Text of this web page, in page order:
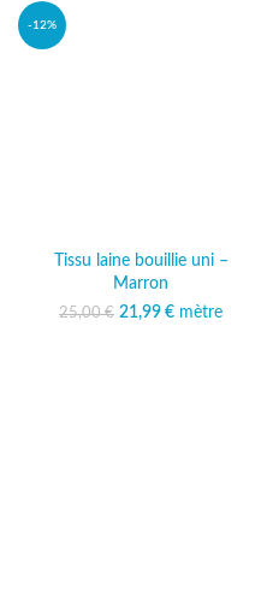
-12%
Tissu laine bouillie uni –
Marron
25,00€ Le prix initial était :
21,99 €
Le prix
mètre